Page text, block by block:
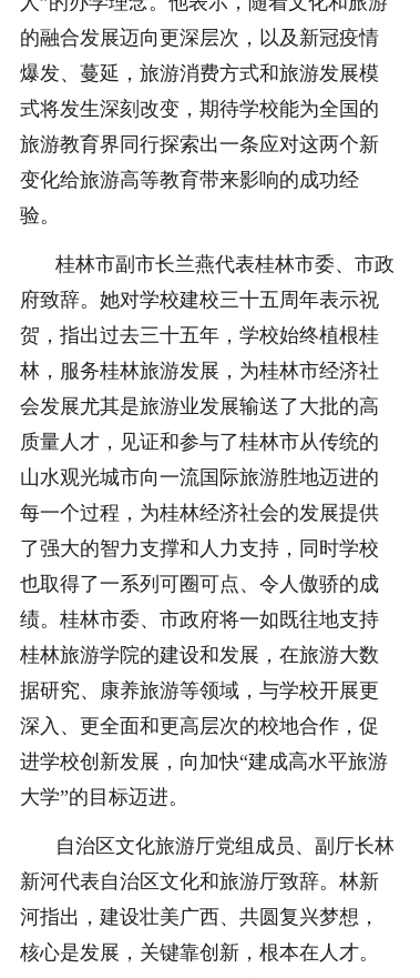
的融合发展迈向更深层次，以及新冠疫情
爆发、蔓延，旅游消费方式和旅游发展模
式将发生深刻改变，期待学校能为全国的
旅游教育界同行探索出一条应对这两个新
变化给旅游高等教育带来影响的成功经
验。
桂林市副市长兰燕代表桂林市委、市政
府致辞。她对学校建校三十五周年表示祝
贺，指出过去三十五年，学校始终植根桂
林，服务桂林旅游发展，为桂林市经济社
会发展尤其是旅游业发展输送了大批的高
质量人才，见证和参与了桂林市从传统的
山水观光城市向一流国际旅游胜地迈进的
每一个过程，为桂林经济社会的发展提供
了强大的智力支撑和人力支持，同时学校
也取得了一系列可圈可点、令人傲骄的成
绩。桂林市委、市政府将一如既往地支持
桂林旅游学院的建设和发展，在旅游大数
据研究、康养旅游等领域，与学校开展更
深入、更全面和更高层次的校地合作，促
进学校创新发展，向加快“建成高水平旅游
大学”的目标迈进。
自治区文化旅游厅党组成员、副厅长林
新河代表自治区文化和旅游厅致辞。林新
河指出，建设壮美广西、共圆复兴梦想，
核心是发展，关键靠创新，根本在人才。